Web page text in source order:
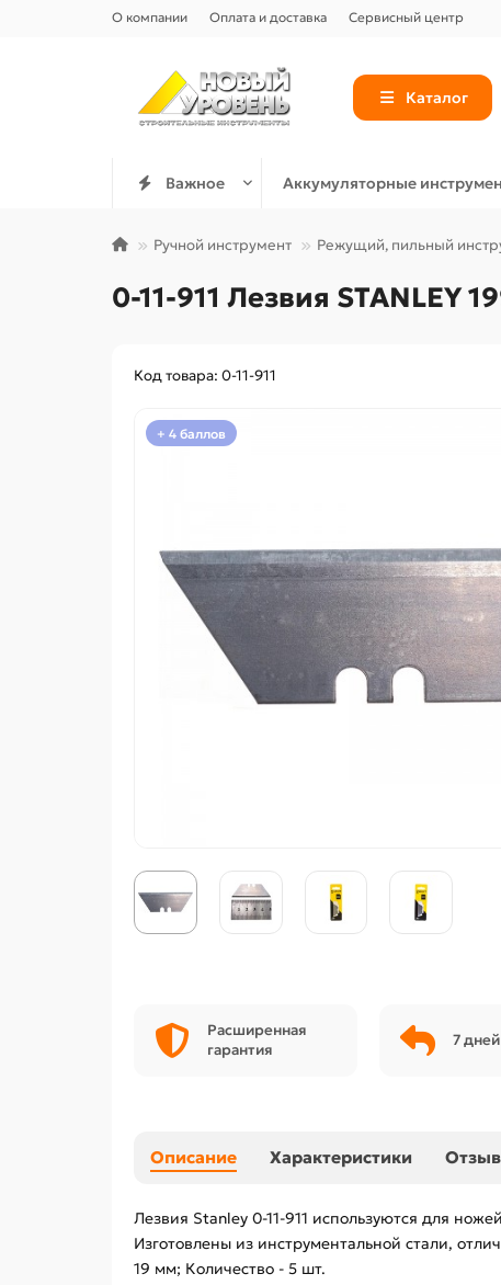
О компании Оплата и доставка Сервисный центр
Каталог
Важное Аккумуляторные
Ручной инструмент Режущий, пильный
0-11-911 Лезвия STANLEY
Код товара: 0-11-911
+ 4 баллов
Расширенная
гарантия
7
Описание Характеристики
Лезвия Stanley 0-11-911 используются для
Изготовлены из инструментальной стали,
19 мм; Количество - 5 шт.